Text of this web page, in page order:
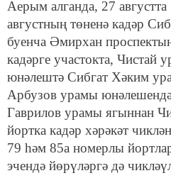
Аерым алганда, 27 августта
августның төненә кадәр
буенча Әмирхан
кадәрге участокта, Чистай
юнәлештә Сибгат Хәким
Арбузов урамы
Гаврилов урамы ягыннан
йортка кадәр хәрәкәт
79 һәм 85а номерлы
эчендә йөрүләргә дә